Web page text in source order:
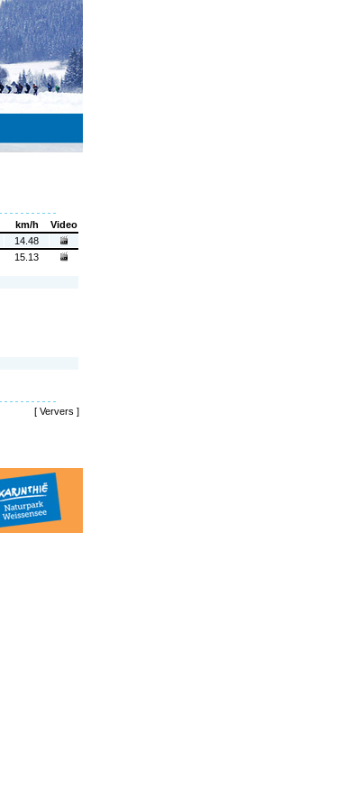
km/h
Video
14.48
15.13
[ Ververs ]